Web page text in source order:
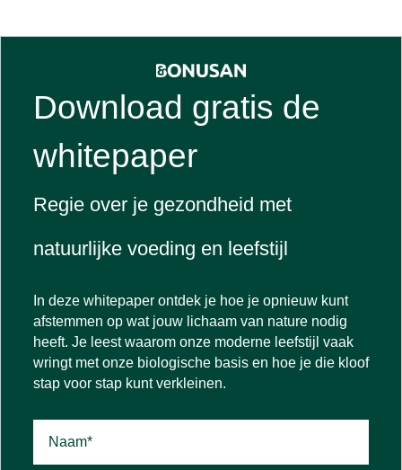
Download gratis de
whitepaper
Regie over je gezondheid met
natuurlijke voeding en leefstijl
In deze whitepaper ontdek je hoe je opnieuw kunt
afstemmen op wat jouw lichaam van nature nodig
heeft. Je leest waarom onze moderne leefstijl vaak
wringt met onze biologische basis en hoe je die kloof
stap voor stap kunt verkleinen.